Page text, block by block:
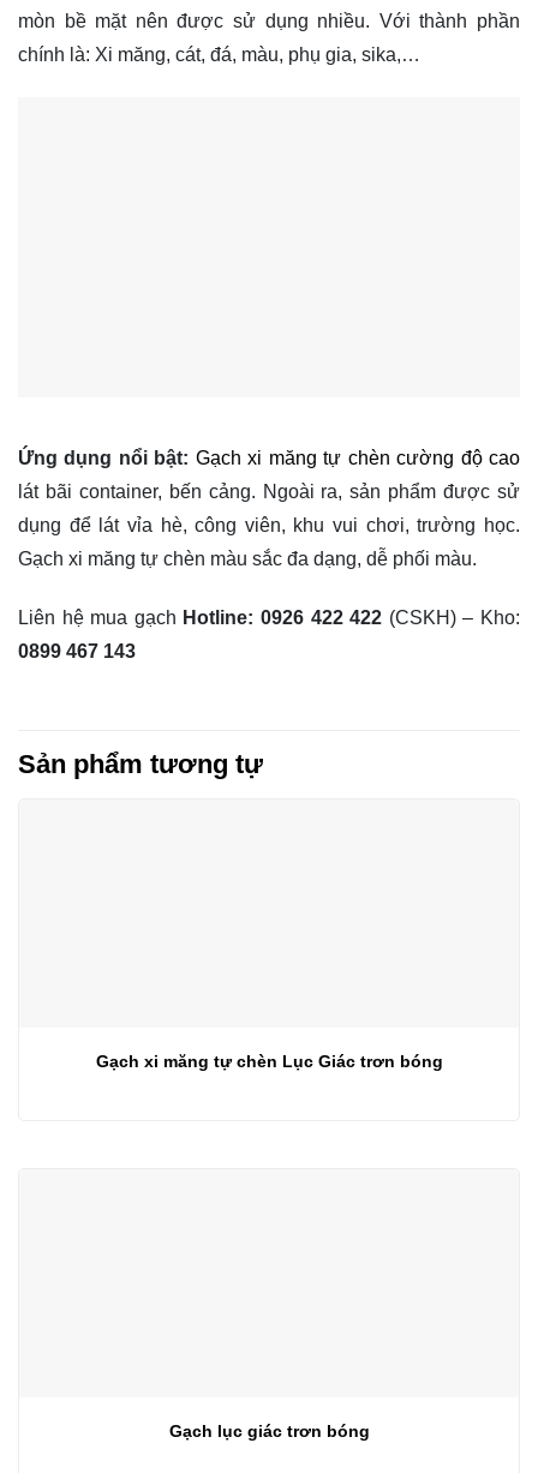
mòn bề mặt nên được sử dụng nhiều. Với thành phần
chính là: Xi măng, cát, đá, màu, phụ gia, sika,…
Ứng dụng nổi bật: Gạch xi măng tự chèn cường độ cao
lát bãi container, bến cảng. Ngoài ra, sản phẩm được sử
dụng để lát vỉa hè, công viên, khu vui chơi, trường học.
Gạch xi măng tự chèn màu sắc đa dạng, dễ phối màu.
Liên hệ mua gạch Hotline: 0926 422 422 (CSKH) – Kho:
0899 467 143
Sản phẩm tương tự
Gạch xi măng tự chèn Lục Giác trơn bóng
Gạch lục giác trơn bóng